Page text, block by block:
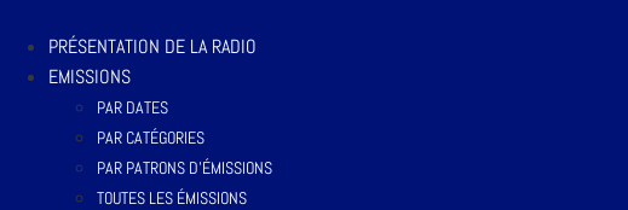
PRÉSENTATION DE LA RADIO
EMISSIONS
PAR DATES
PAR CATÉGORIES
PAR PATRONS D’ÉMISSIONS
TOUTES LES ÉMISSIONS